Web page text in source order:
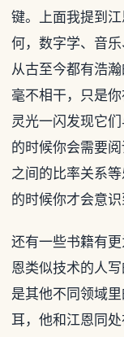
键。上面我提到
何，数字学、音
从古至今都有浩
毫不相干，只是
灵光一闪发现它
的时候你会需要
之间的比率关系
的时候你才会意识
还有一些书籍有
恩类似技术的人
是其他不同领域
耳，他和江恩同